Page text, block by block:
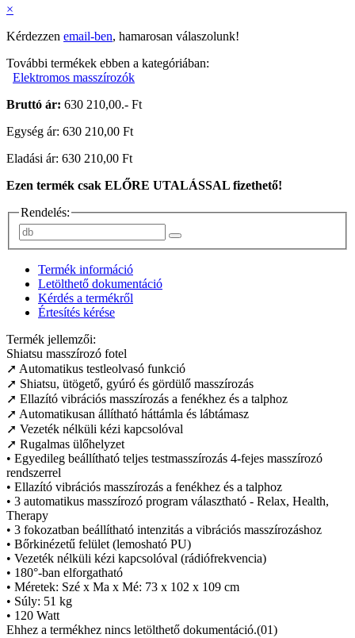
×
Kérdezzen email-ben, hamarosan válaszolunk!
További termékek ebben a kategóriában:
Elektromos masszírozók
Bruttó ár: 630 210,00.- Ft
Egység ár: 630 210,00 Ft
Eladási ár: 630 210,00 Ft
Ezen termék csak ELŐRE UTALÁSSAL fizethető!
Rendelés:
Termék információ
Letölthető dokumentáció
Kérdés a termékről
Értesítés kérése
Termék jellemzői:
Shiatsu masszírozó fotel
➚ Automatikus testleolvasó funkció
➚ Shiatsu, ütögető, gyúró és gördülő masszírozás
➚ Ellazító vibrációs masszírozás a fenékhez és a talphoz
➚ Automatikusan állítható háttámla és lábtámasz
➚ Vezeték nélküli kézi kapcsolóval
➚ Rugalmas ülőhelyzet
• Egyedileg beállítható teljes testmasszírozás 4-fejes masszírozó
rendszerrel
• Ellazító vibrációs masszírozás a fenékhez és a talphoz
• 3 automatikus masszírozó program választható - Relax, Health,
Therapy
• 3 fokozatban beállítható intenzitás a vibrációs masszírozáshoz
• Bőrkinézetű felület (lemosható PU)
• Vezeték nélküli kézi kapcsolóval (rádiófrekvencia)
• 180°-ban elforgatható
• Méretek: Szé x Ma x Mé: 73 x 102 x 109 cm
• Súly: 51 kg
• 120 Watt
Ehhez a termékhez nincs letölthető dokumentáció.(01)